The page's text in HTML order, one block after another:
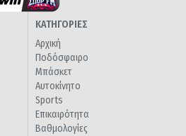
ΚΑΤΗΓΟΡΙΕΣ
Αρχική
Ποδόσφαιρο
Μπάσκετ
Αυτοκίνητο
Sports
Επικαιρότητα
Βαθμολογίες